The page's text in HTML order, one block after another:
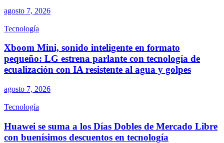
agosto 7, 2026
Tecnología
Xboom Mini, sonido inteligente en formato
pequeño: LG estrena parlante con tecnología de
ecualización con IA resistente al agua y golpes
agosto 7, 2026
Tecnología
Huawei se suma a los Días Dobles de Mercado Libre
con buenísimos descuentos en tecnología